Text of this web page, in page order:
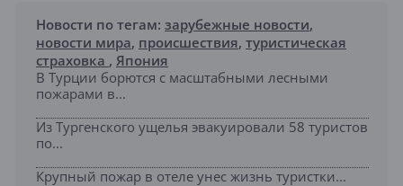
Новости по тегам: зарубежные новости,
новости мира, происшествия, туристическая
страховка , Япония
В Турции борются с масштабными лесными
пожарами в...
Из Тургенского ущелья эвакуировали 58 туристов
по...
Крупный пожар в отеле унес жизнь туристки...